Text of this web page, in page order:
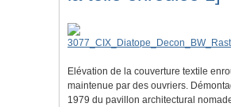
Elévation de la couverture textile
maintenue par des ouvriers.
1979 du pavillon architectural